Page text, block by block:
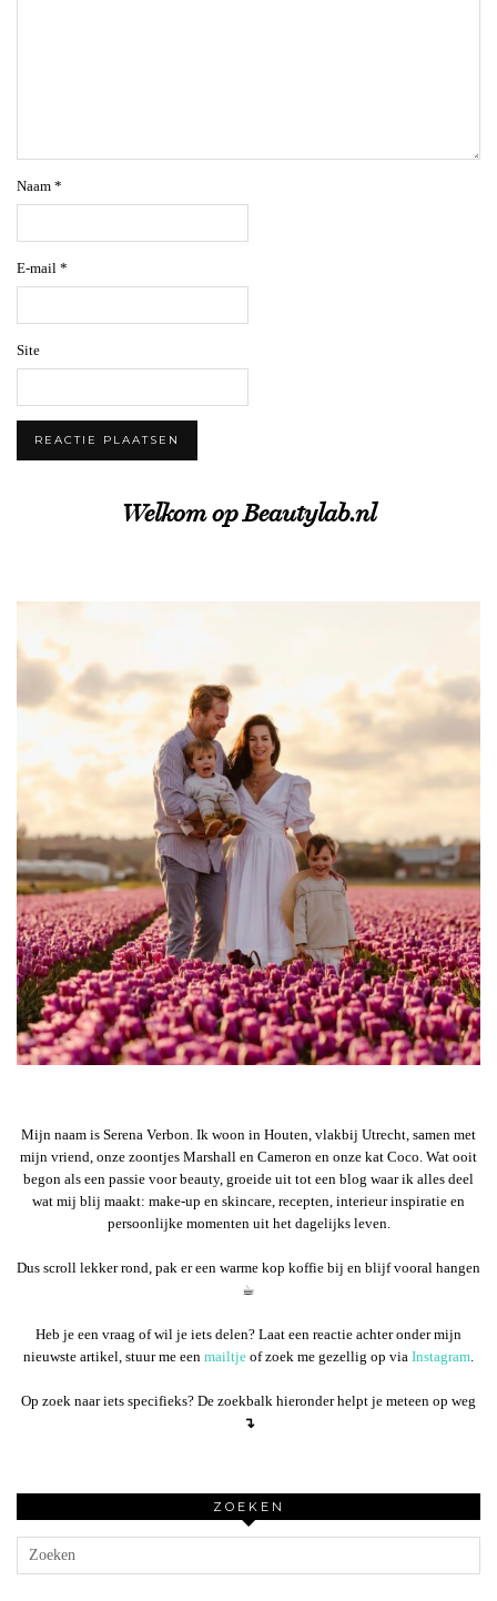
Naam *
E-mail *
Site
Welkom op Beautylab.nl
Mijn naam is Serena Verbon. Ik woon in Houten, vlakbij Utrecht, samen met
mijn vriend, onze zoontjes Marshall en Cameron en onze kat Coco. Wat ooit
begon als een passie voor beauty, groeide uit tot een blog waar ik alles deel
wat mij blij maakt: make-up en skincare, recepten, interieur inspiratie en
persoonlijke momenten uit het dagelijks leven.
Dus scroll lekker rond, pak er een warme kop koffie bij en blijf vooral hangen
☕︎
Heb je een vraag of wil je iets delen? Laat een reactie achter onder mijn
nieuwste artikel, stuur me een mailtje of zoek me gezellig op via Instagram
Op zoek naar iets specifieks? De zoekbalk hieronder helpt je meteen op weg
↴
ZOEKEN